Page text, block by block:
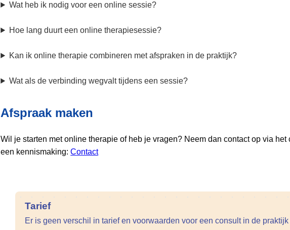
Wat heb ik nodig voor een online sessie?
Hoe lang duurt een online therapiesessie?
Kan ik online therapie combineren met afspraken in de praktijk?
Wat als de verbinding wegvalt tijdens een sessie?
Afspraak maken
Wil je starten met online therapie of heb je vragen? Neem dan contact op via het
een kennismaking:Contact
Tarief
Er is geen verschil in tarief en voorwaarden voor een consult in de